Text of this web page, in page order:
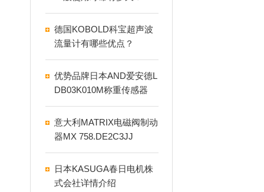
德国KOBOLD科宝超声波
流量计有哪些优点？
优势品牌日本AND爱安德L
DB03K010M称重传感器
意大利MATRIX电磁阀制动
器MX 758.DE2C3JJ
日本KASUGA春日电机株
式会社详情介绍